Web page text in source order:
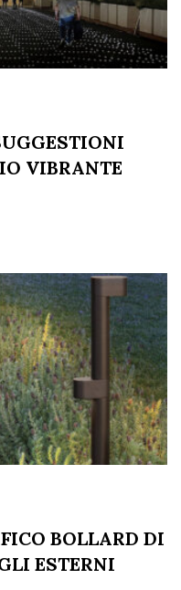
VIBRANTE
BOLLARD DI
ESTERNI